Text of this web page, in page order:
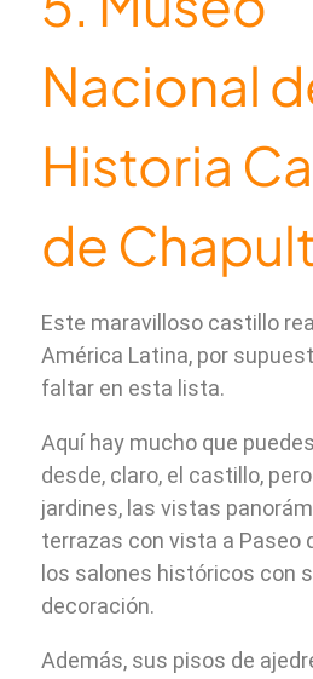
Nacional
Historia
de
Este maravilloso castillo
América Latina, por
faltar en esta lista.
Aquí hay mucho que
desde, claro, el castillo,
jardines, las vistas
terrazas con vista a Paseo
los salones históricos con
decoración.
Además, sus pisos de